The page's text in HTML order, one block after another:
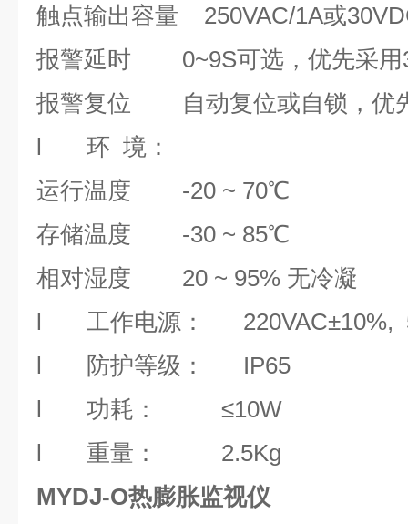
触点输出容量
250VAC/1A或
报警延时
0~9S可选，优先采用
报警复位 自动复位或自锁，优
l 环 境 ：
运行温度 -20 ~ 70℃
存储温度 -30 ~ 85℃
相对湿度 20 ~ 95% 无冷凝
l 工作电源： 220VAC±10%,
l 防护等级：
IP65
l 功耗： ≤10W
l 重量： 2.5Kg
MYDJ-O热膨胀监视仪